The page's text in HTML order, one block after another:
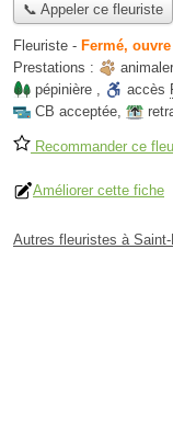
📞 Appeler ce fleuriste
Fleuriste - Fermé,
Prestations :
pépinière , accès
CB acceptée,
Recommander ce
Améliorer cette fiche
Autres fleuristes à Saint-